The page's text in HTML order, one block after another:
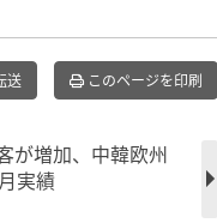
送 このページを印刷
が増加、中韓欧州
実績